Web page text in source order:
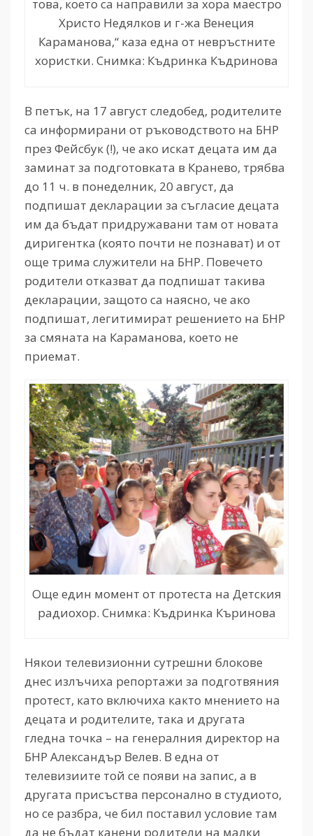
това, което са направили за хора маестро
Христо Недялков и г-жа Венеция
Караманова,“ каза една от невръстните
хористки. Снимка: Къдринка Къдринова
В петък, на 17 август следобед, родителите
са информирани от ръководството на БНР
през Фейсбук (!), че ако искат децата им да
заминат за подготовката в Кранево, трябва
до 11 ч. в понеделник, 20 август, да
подпишат декларации за съгласие децата
им да бъдат придружавани там от новата
диригентка (която почти не познават) и от
още трима служители на БНР. Повечето
родители отказват да подпишат такива
декларации, защото са наясно, че ако
подпишат, легитимират решението на БНР
за смяната на Караманова, което не
приемат.
Още един момент от протеста на Детския
радиохор. Снимка: Къдринка Къринова
Някои телевизионни сутрешни блокове
днес излъчиха репортажи за подготвяния
протест, като включиха както мнението на
децата и родителите, така и другата
гледна точка – на генералния директор на
БНР Александър Велев. В една от
телевизиите той се появи на запис, а в
другата присъства персонално в студиото,
но се разбра, че бил поставил условие там
да не бъдат канени родители на малки